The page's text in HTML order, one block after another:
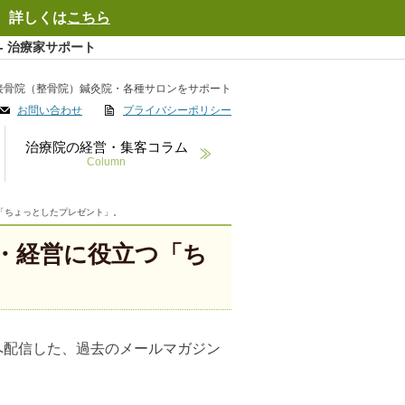
治療家サポート
院（整骨院）鍼灸院・各種サロンをサポート
プライバシーポリシー
お問い合わせ
治療院の経営・集客コラム
Column
ょっとしたプレゼント」。
経営に役立つ「ち
信した、過去のメールマガジン
詳しくはこちら